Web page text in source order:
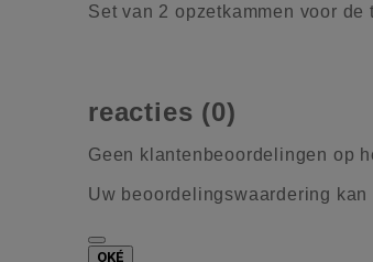
Set van 2 opzetkammen voor de
reacties (0)
Geen klantenbeoordelingen op
Uw beoordelingswaardering
OKÉ